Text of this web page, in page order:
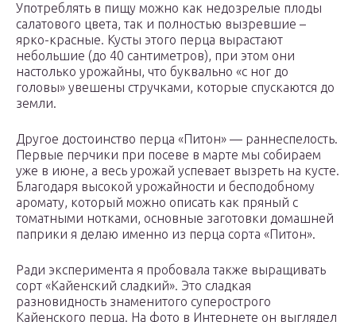
Употреблять в пищу можно как недозрелые плоды
салатового цвета, так и полностью вызревшие –
ярко-красные. Кусты этого перца вырастают
небольшие (до 40 сантиметров), при этом они
настолько урожайны, что буквально «с ног до
головы» увешены стручками, которые спускаются до
земли.
Другое достоинство перца «Питон» — раннеспелость.
Первые перчики при посеве в марте мы собираем
уже в июне, а весь урожай успевает вызреть на кусте.
Благодаря высокой урожайности и бесподобному
аромату, который можно описать как пряный с
томатными нотками, основные заготовки домашней
паприки я делаю именно из перца сорта «Питон».
Ради эксперимента я пробовала также выращивать
сорт «Кайенский сладкий». Это сладкая
разновидность знаменитого суперострого
Кайенского перца. На фото в Интернете он выглядел